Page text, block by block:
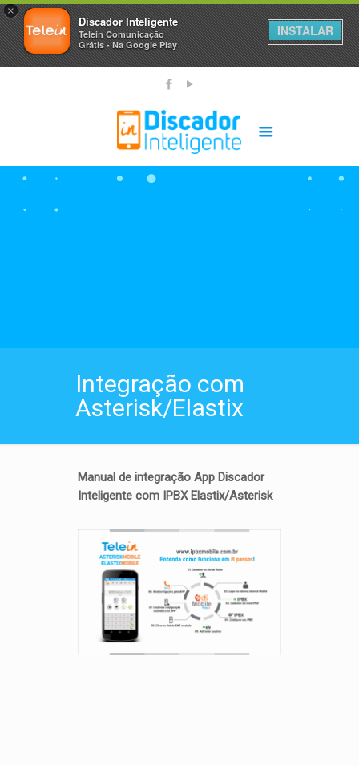
×
Discador Inteligente
Telein Comunicação
Grátis - Na Google Play
INSTALAR
Integração com
Asterisk/Elastix
Manual de integração App Discador
Inteligente com IPBX Elastix/Asterisk